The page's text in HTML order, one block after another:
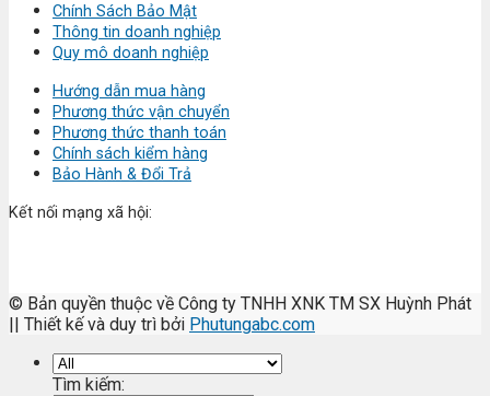
Chính Sách Bảo Mật
Thông tin doanh nghiệp
Quy mô doanh nghiệp
Hướng dẫn mua hàng
Phương thức vận chuyển
Phương thức thanh toán
Chính sách kiểm hàng
Bảo Hành & Đổi Trả
Kết nối mạng xã hội:
© Bản quyền thuộc về Công ty TNHH XNK TM SX Huỳnh Phát
|| Thiết kế và duy trì bởi Phutungabc.com
Tìm kiếm: